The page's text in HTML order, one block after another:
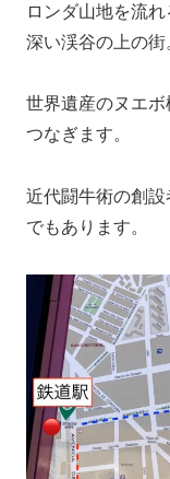
ロンダ山地を流
深い渓谷の上の街
世界遺産のヌエ
つなぎます。
近代闘牛術の創
でもあります。